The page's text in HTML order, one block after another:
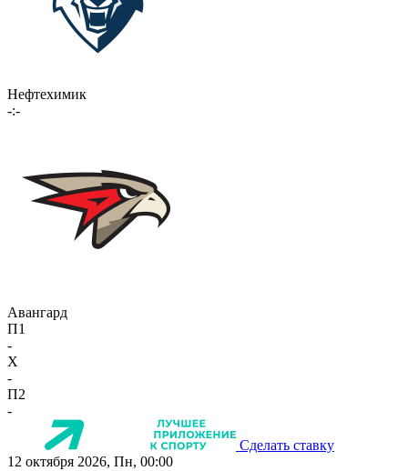
Нефтехимик
-:-
Авангард
П1
-
X
-
П2
-
Сделать ставку
12 октября 2026, Пн, 00:00